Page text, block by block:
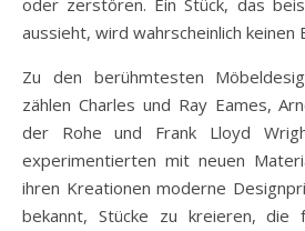
oder zerstören. Ein Stück, das
aussieht, wird wahrscheinlich keinen
Zu den berühmtesten
zählen Charles und Ray Eames,
der Rohe und Frank Lloyd
experimentierten mit neuen
ihren Kreationen moderne
bekannt, Stücke zu kreieren, die